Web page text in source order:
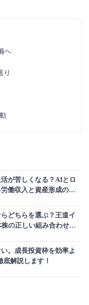
へ
り
が苦しくなる？AIとロ
働収入と資産形成の常
どちらを選ぶ？王道イ
の正しい組み合わせを
。成長投資枠を効率よ
底解説します！